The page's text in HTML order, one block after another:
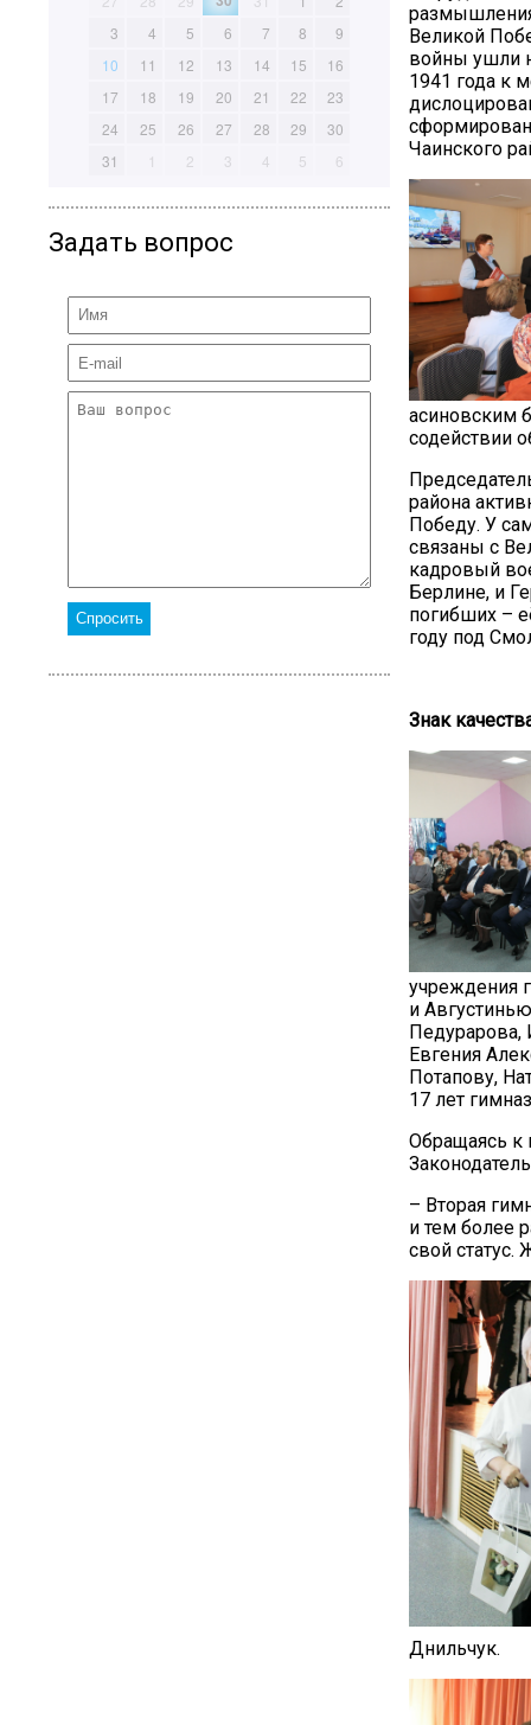
3
4 5 6 7 8
9
10
11 12 13 14 15
16
17
18 19 20 21 22
23
24
25 26 27 28 29
30
31
1 2 3 4 5 6
Задать вопрос
Великой
войны ушли
1941 года к
Чаинского
асиновским
содействии
района
Победу. У
связаны с
кадровый
Берлине, и
погибших –
году под
Знак
учреждения
и
Педурарова,
Евгения
Потапову,
17 лет
Обращаясь к
– Вторая
и тем более
свой статус.
Днильчук.